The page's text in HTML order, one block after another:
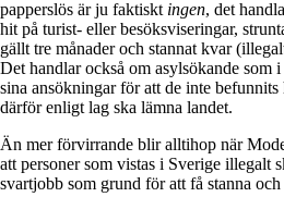
papperslös är ju faktiskt ingen, det
hit på turist- eller besöksviseringar,
gällt tre månader och stannat kvar
Det handlar också om asylsökande som
sina ansökningar för att de inte
därför enligt lag ska lämna landet.
Än mer förvirrande blir alltihop när
att personer som vistas i Sverige illegalt
svartjobb som grund för att få stanna